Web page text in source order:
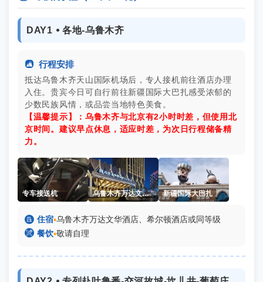
DAY1 ⦁ 各地-乌鲁木齐
 行程安排
抵达乌鲁木齐天山国际机场后，专人接机前往酒店办理
入住。贵宾今日可自行前往新疆国际大巴扎感受浓郁的
少数民族风情，或品尝当地特色美食。
【温馨提示】：乌鲁木齐与北京有2小时时差，但使用北
京时间。建议早点休息，适应时差，为次日行程储备精
力。
专车接送机 乌鲁木齐万达文华酒店 新疆国际大巴扎
 住宿▪乌鲁木齐万达文华酒店、希尔顿酒店或同等级
 餐饮▪敬请自理